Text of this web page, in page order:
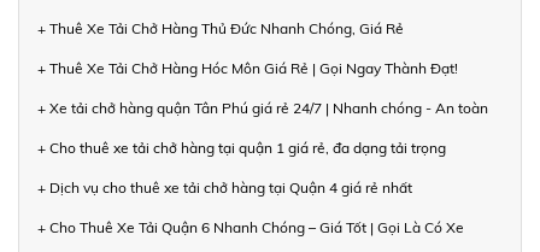
+ Thuê Xe Tải Chở Hàng Thủ Đức Nhanh Chóng, Giá Rẻ
+ Thuê Xe Tải Chở Hàng Hóc Môn Giá Rẻ | Gọi Ngay Thành Đạt!
+ Xe tải chở hàng quận Tân Phú giá rẻ 24/7 | Nhanh chóng - An toàn
+ Cho thuê xe tải chở hàng tại quận 1 giá rẻ, đa dạng tải trọng
+ Dịch vụ cho thuê xe tải chở hàng tại Quận 4 giá rẻ nhất
+ Cho Thuê Xe Tải Quận 6 Nhanh Chóng – Giá Tốt | Gọi Là Có Xe